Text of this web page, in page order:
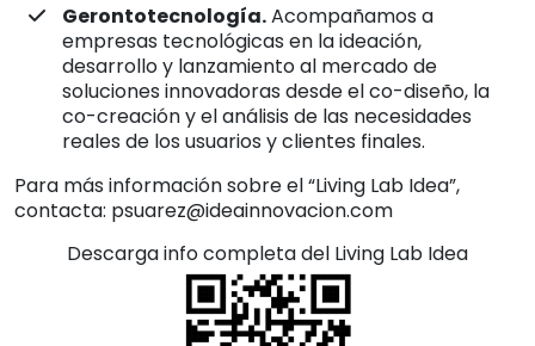
Gerontotecnología.Acompañamos a
empresas tecnológicas en la ideación,
desarrollo y lanzamiento al mercado de
soluciones innovadoras desde el co-diseño, la
co-creación y el análisis de las necesidades
reales de los usuarios y clientes finales.
Para más información sobre el “Living Lab Idea”,
contacta: psuarez@ideainnovacion.com
Descarga info completa del Living Lab Idea